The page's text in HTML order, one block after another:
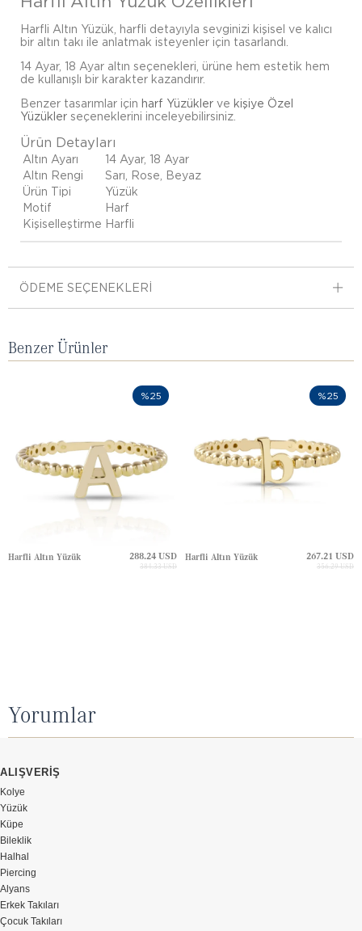
Harfli Altın Yüzük, harfli detayıyla sevginizi kişisel ve kalıcı
bir altın takı ile anlatmak isteyenler için tasarlandı.
14 Ayar, 18 Ayar altın seçenekleri, ürüne hem estetik hem
de kullanışlı bir karakter kazandırır.
Benzer tasarımlar için harf Yüzükler ve kişiye Özel
Yüzükler seçeneklerini inceleyebilirsiniz.
Ürün Detayları
Altın Ayarı
14 Ayar, 18 Ayar
Altın Rengi
Sarı, Rose, Beyaz
Ürün Tipi
Yüzük
Motif
Harf
Kişiselleştirme Harfli
ÖDEME SEÇENEKLERI
Benzer Ürünler
Harfli Altın Yüzük 288.24 USD
384.33 USD
%25
Harfli Altın Yüzük 267.21 USD
356.29 USD
%25
Yorumlar
ALIŞVERİŞ
Kolye
Yüzük
Küpe
Bileklik
Halhal
Piercing
Alyans
Erkek Takıları
Çocuk Takıları